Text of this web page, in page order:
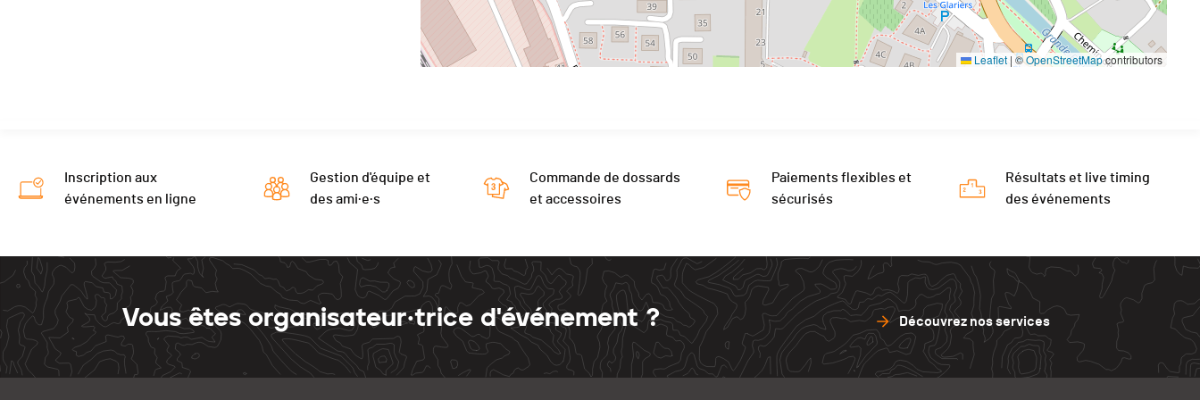
Leaflet |©OpenStreetMapcontributors
Inscription aux
événements en ligne
Gestion d'équipe et
des ami·e·s
Commande de dossards
et accessoires
Paiements flexibles et
sécurisés
Résultats et live timing
des événements
Vous êtes organisateur·trice d'événement ? Découvrez nos services